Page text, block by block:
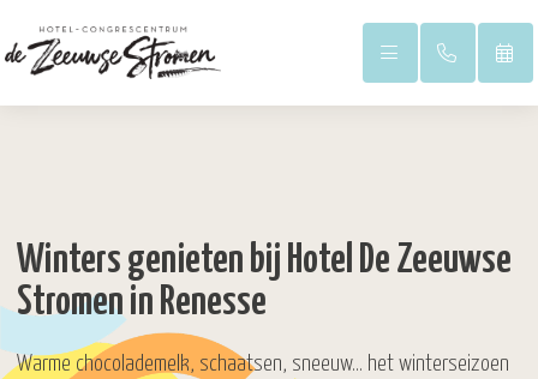
Duinpark
Hoofdgebouw
Winters genieten bij Hotel De Zeeuwse
Stromen in Renesse
Warme chocolademelk, schaatsen, sneeuw… het winterseizoen